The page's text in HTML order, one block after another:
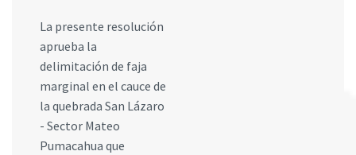
La presente resolución
aprueba la
delimitación de faja
marginal en el cauce de
la quebrada San Lázaro
- Sector Mateo
Pumacahua que